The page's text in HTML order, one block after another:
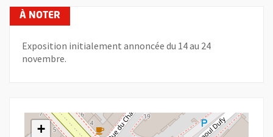
Exposition initialement annoncée du 14 au 24
novembre.
+